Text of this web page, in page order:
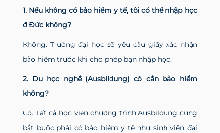
1. Nếu không có bảo hiểm y tế, tôi có thể nhập học
ở Đức không?
Không. Trường đại học sẽ yêu cầu giấy xác nhận
bảo hiểm trước khi cho phép bạn nhập học.
2. Du học nghề (Ausbildung) có cần bảo hiểm
không?
Có. Tất cả học viên chương trình Ausbildung cũng
bắt buộc phải có bảo hiểm y tế như sinh viên đại